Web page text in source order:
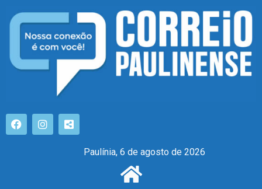
Paulínia, 6 de agosto de 2026